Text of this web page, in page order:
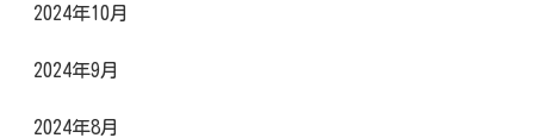
2024年10月
2024年9月
2024年8月